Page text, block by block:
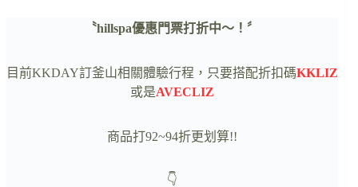
〝hillspa優惠門票打折中～！〞
目前KKDAY訂釜山相關體驗行程，只要搭配折扣碼KKLIZ
或是AVECLIZ
商品打92~94折更划算!!
👇